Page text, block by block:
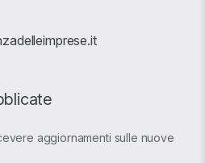
aggiornamenti sulle nuove